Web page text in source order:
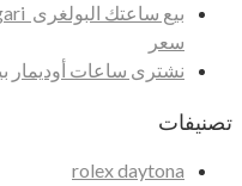
سعر
نشترى ساعات أوديمار
تصنيفات
rolex daytona